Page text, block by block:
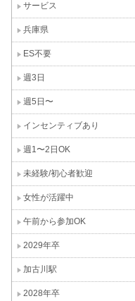
サービス
兵庫県
ES不要
週3日
週5日〜
インセンティブあり
週1〜2日OK
未経験/初心者歓迎
女性が活躍中
午前から参加OK
2029年卒
加古川駅
2028年卒